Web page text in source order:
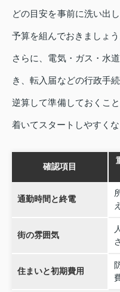
どの目安を事前に洗い出
予算を組んでおきましょう
さらに、電気・ガス・水
き、転入届などの行政手
逆算して準備しておくこ
着いてスタートしやすくな
確認項目
通勤時間と終電
街の雰囲気
住まいと初期費用